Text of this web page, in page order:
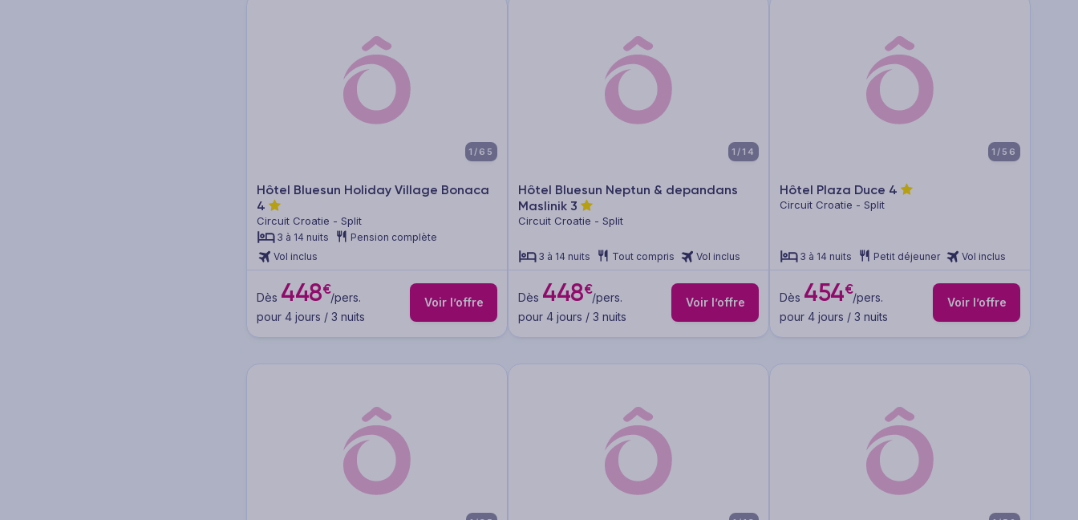
1/65
Hôtel Bluesun Holiday Village Bonaca
4
Circuit Croatie - Split
3 à 14 nuits
Pension complète
Vol inclus
Dès 448€/pers.
pour 4 jours / 3 nuits
Voir l’offre
1/14
Hôtel Bluesun Neptun & depandans
Maslinik 3
Circuit Croatie - Split
3 à 14 nuits Tout compris Vol inclus
Dès 448€/pers.
pour 4 jours / 3 nuits
Voir l’offre
1/56
Hôtel Plaza Duce 4
Circuit Croatie - Split
3 à 14 nuits Petit déjeuner Vol inclus
Dès 454€/pers.
pour 4 jours / 3 nuits
Voir l’offre